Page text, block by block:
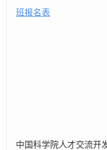
班报名表
中国科学院人才交流开